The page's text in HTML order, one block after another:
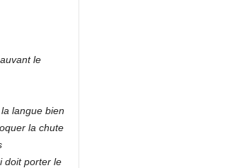
le
langue bien
la chute
doit porter le